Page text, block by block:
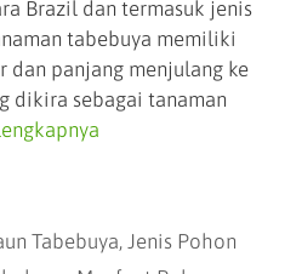
Brazil dan termasuk jenis
tabebuya memiliki
dan panjang menjulang ke
dikira sebagai tanaman
Tabebuya, Jenis Pohon